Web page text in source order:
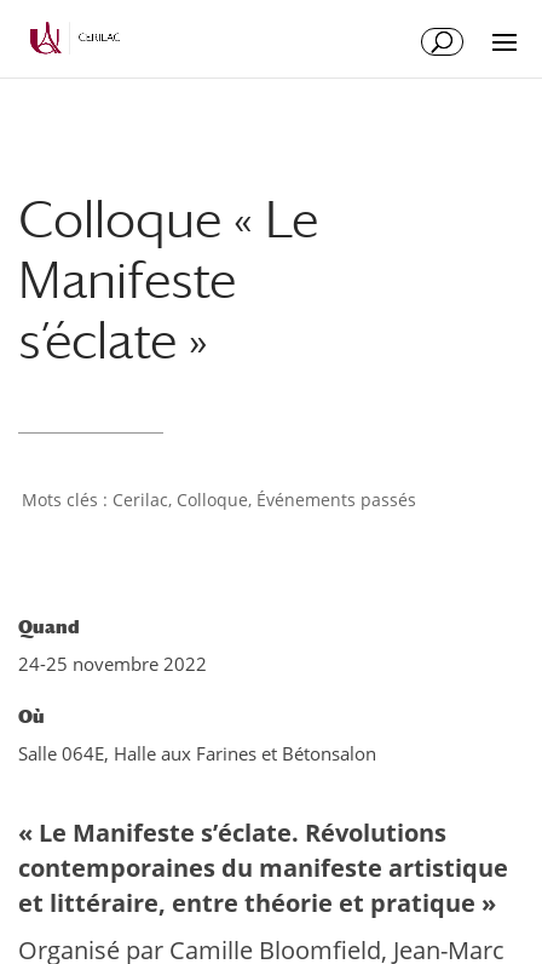
Colloque « Le
Manifeste
s’éclate »
Cerilac, Colloque, Événements passés
Quand
24-25 novembre 2022
Où
Salle 064E, Halle aux Farines et Bétonsalon
« Le Manifeste s’éclate. Révolutions
contemporaines du manifeste artistique
et littéraire, entre théorie et pratique »
Organisé par Camille Bloomfield, Jean-Marc